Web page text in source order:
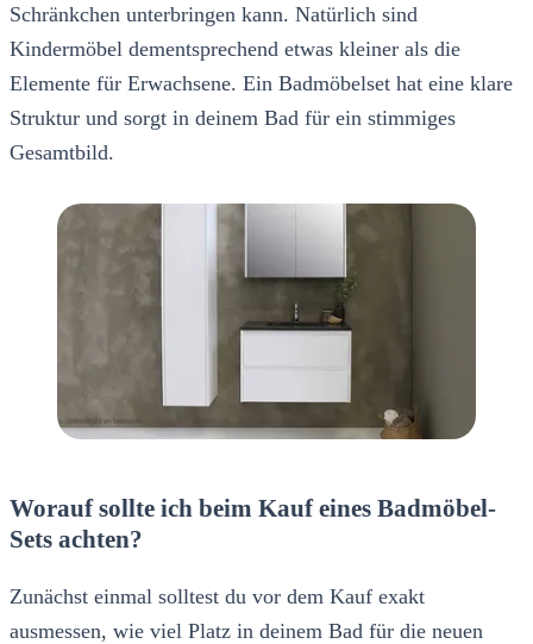
Schränkchen unterbringen kann. Natürlich sind
Kindermöbel dementsprechend etwas kleiner als die
Elemente für Erwachsene. Ein Badmöbelset hat eine klare
Struktur und sorgt in deinem Bad für ein stimmiges
Gesamtbild.
Worauf sollte ich beim Kauf eines Badmöbel-
Sets achten?
Zunächst einmal solltest du vor dem Kauf exakt
ausmessen, wie viel Platz in deinem Bad für die neuen